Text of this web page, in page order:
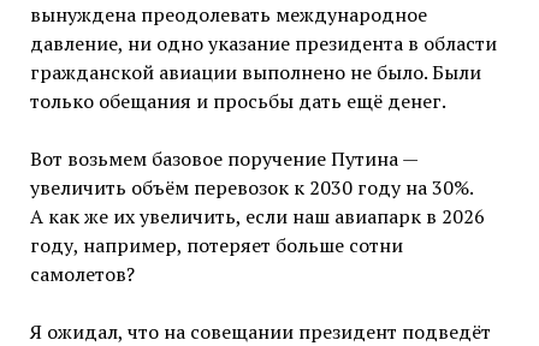
вынуждена преодолевать международное
давление, ни одно указание президента в области
гражданской авиации выполнено не было. Были
только обещания и просьбы дать ещё денег.
Вот возьмем базовое поручение Путина —
увеличить объём перевозок к 2030 году на 30%.
А как же их увеличить, если наш авиапарк в 2026
году, например, потеряет больше сотни
самолетов?
Я ожидал, что на совещании президент подведёт